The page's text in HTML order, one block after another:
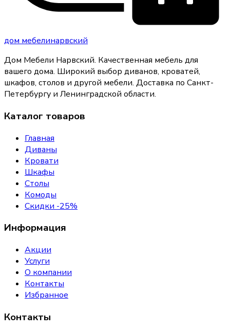
дом мебелинарвский
Дом Мебели Нарвский. Качественная мебель для
вашего дома. Широкий выбор диванов, кроватей,
шкафов, столов и другой мебели. Доставка по Санкт-
Петербургу и Ленинградской области.
Каталог товаров
Главная
Диваны
Кровати
Шкафы
Столы
Комоды
Скидки -25%
Информация
Акции
Услуги
О компании
Контакты
Избранное
Контакты